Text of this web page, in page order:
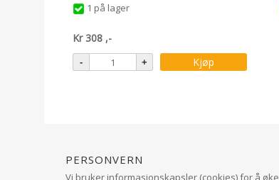
1 på lager
Kr308 ,-
Kjøp
Personvern
Vi bruker informasjonskapsler (cookies) for å øke